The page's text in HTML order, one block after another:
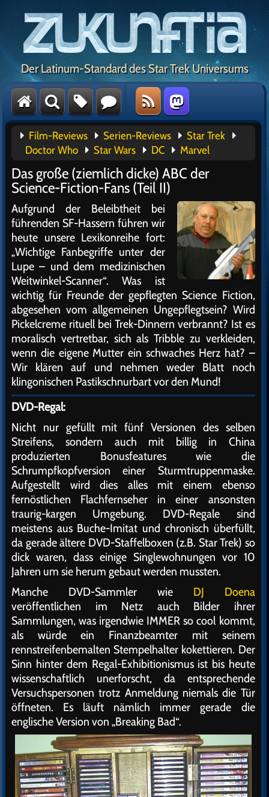
Der Latinum-Standard des Star Trek Universums
Film-Reviews Serien-Reviews
Star Trek
Doctor Who
Star Wars DC Marvel
Das große (ziemlich dicke) ABC der
Science-Fiction-Fans (Teil II)
Aufgrund der Beleibtheit bei
führenden SF-Hassern führen wir
heute unsere Lexikonreihe fort:
„Wichtige Fanbegriffe unter der
Lupe – und dem medizinischen
Weitwinkel-Scanner“. Was ist
wichtig für Freunde der gepflegten Science Fiction,
abgesehen vom allgemeinen Ungepflegtsein? Wird
Pickelcreme rituell bei Trek-Dinnern verbrannt? Ist es
moralisch vertretbar, sich als Tribble zu verkleiden,
wenn die eigene Mutter ein schwaches Herz hat? –
Wir klären auf und nehmen weder Blatt noch
klingonischen Pastikschnurbart vor den Mund!
DVD-Regal:
Nicht nur gefüllt mit fünf Versionen des selben
Streifens, sondern auch mit billig in China
produzierten Bonusfeatures wie die
Schrumpfkopfversion einer Sturmtruppenmaske.
Aufgestellt wird dies alles mit einem ebenso
fernöstlichen Flachfernseher in einer ansonsten
traurig-kargen Umgebung. DVD-Regale sind
meistens aus Buche-Imitat und chronisch überfüllt,
da gerade ältere DVD-Staffelboxen (z.B. Star Trek) so
dick waren, dass einige Singlewohnungen vor 10
Jahren um sie herum gebaut werden mussten.
Manche DVD-Sammler wie DJ Doena
veröffentlichen im Netz auch Bilder ihrer
Sammlungen, was irgendwie IMMER so cool kommt,
als würde ein Finanzbeamter mit seinem
rennstreifenbemalten Stempelhalter kokettieren. Der
Sinn hinter dem Regal-Exhibitionismus ist bis heute
wissenschaftlich unerforscht, da entsprechende
Versuchspersonen trotz Anmeldung niemals die Tür
öffneten. Es läuft nämlich immer gerade die
englische Version von „Breaking Bad“.